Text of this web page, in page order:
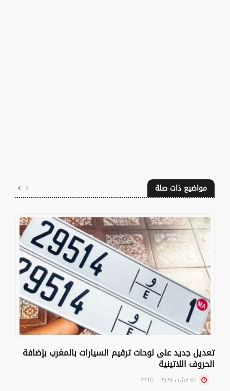
مواضيع ذات صلة
تعديل جديد على لوحات ترقيم السيارات بالمغرب بإضافة
الحروف اللاتينية